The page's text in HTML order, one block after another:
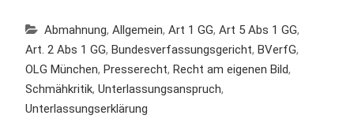
Abmahnung, Allgemein, Art 1 GG, Art 5 Abs 1 GG,
Art. 2 Abs 1 GG, Bundesverfassungsgericht, BVerfG,
OLG München, Presserecht, Recht am eigenen Bild,
Schmähkritik, Unterlassungsanspruch,
Unterlassungserklärung